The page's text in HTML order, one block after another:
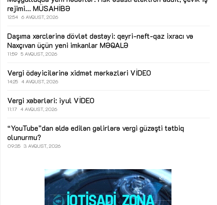
rejimi... MÜSAHİBƏ
12:54 6 AVQUST, 2026
Daşıma xərclərinə dövlət dəstəyi: qeyri-neft-qaz ixracı və
Naxçıvan üçün yeni imkanlar MƏQALƏ
11:59 5 AVQUST, 2026
Vergi ödəyicilərinə xidmət mərkəzləri VİDEO
14:25 4 AVQUST, 2026
Vergi xəbərləri: iyul VİDEO
11:17 4 AVQUST, 2026
“YouTube”dan əldə edilən gəlirlərə vergi güzəşti tətbiq
olunurmu?
09:35 3 AVQUST, 2026